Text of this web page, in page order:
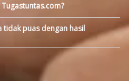
tidak puas dengan hasil